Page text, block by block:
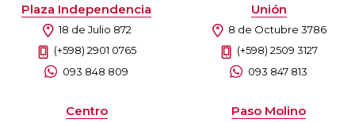
Plaza Independencia
18 de Julio 872
(+598) 2901 0765
093 848 809
Unión
8 de Octubre 3786
(+598) 2509 3127
093 847 813
Centro Paso Molino